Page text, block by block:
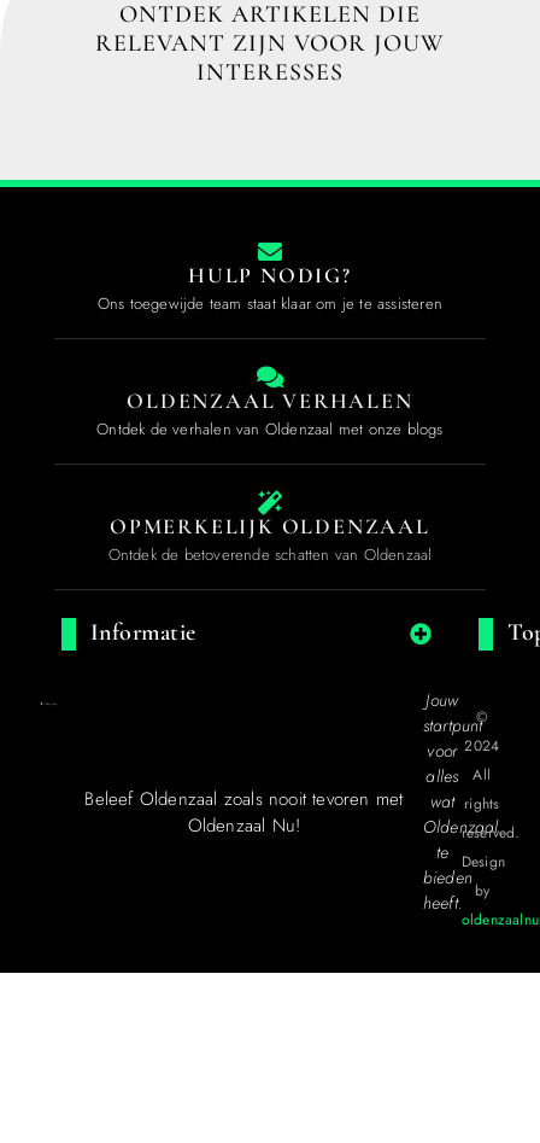
ONTDEK ARTIKELEN DIE
RELEVANT ZIJN VOOR JOUW
INTERESSES
HULP NODIG?
Ons toegewijde team staat klaar om je te assisteren
OLDENZAAL VERHALEN
Ontdek de verhalen van Oldenzaal met onze blogs
OPMERKELIJK OLDENZAAL
Ontdek de betoverende schatten van Oldenzaal
Informatie
Beleef Oldenzaal zoals nooit tevoren met
Oldenzaal Nu!
Jouw
startpunt
voor
alles
wat
Oldenzaal
te
bieden
heeft.
©
2024
All
rights
reserved.
Design
by